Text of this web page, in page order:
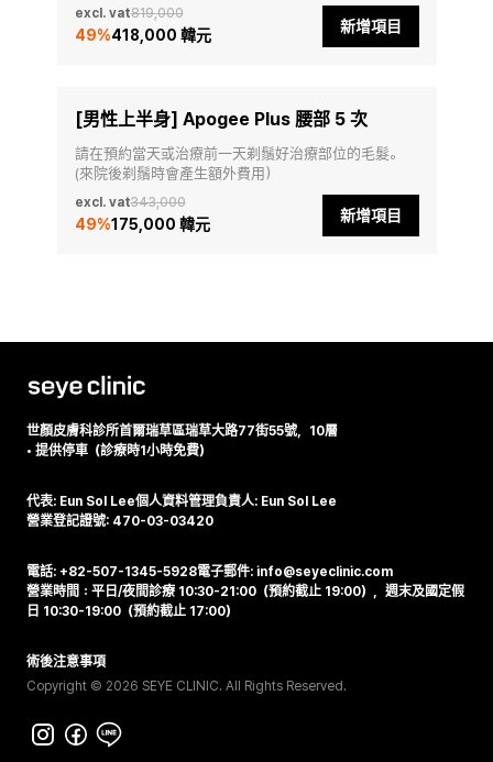
excl. vat819,000
49%418,000 韓元 新增項目
[男性上半身] Apogee Plus 腰部 5 次
請在預約當天或治療前一天剃鬚好治療部位的毛髮。
(來院後剃鬚時會產生額外費用）
excl. vat343,000
49%175,000 韓元 新增項目
世顏皮膚科診所首爾瑞草區瑞草大路77街55號，10層
• 提供停車（診療時1小時免費）
代表: Eun Sol Lee個人資料管理負責人: Eun Sol Lee
營業登記證號: 470-03-03420
電話: +82-507-1345-5928電子郵件: info@seyeclinic.com
營業時間：平日/夜間診療 10:30-21:00（預約截止 19:00），週末及國定假
日 10:30-19:00（預約截止 17:00）
術後注意事項
Copyright © 2026 SEYE CLINIC. All Rights Reserved.